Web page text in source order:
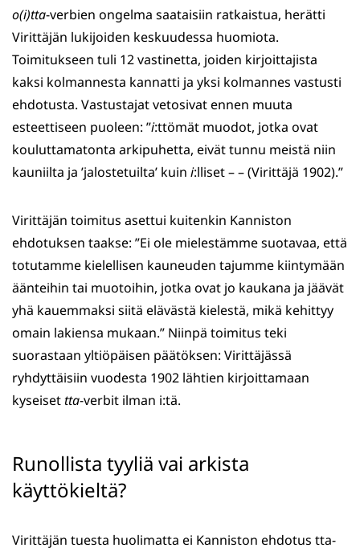
o(i)tta-verbien ongelma saataisiin ratkaistua, herätti
Virittäjän lukijoiden keskuudessa huomiota.
Toimitukseen tuli 12 vastinetta, joiden kirjoittajista
kaksi kolmannesta kannatti ja yksi kolmannes vastusti
ehdotusta. Vastustajat vetosivat ennen muuta
esteettiseen puoleen: ”i:ttömät muodot, jotka ovat
kouluttamatonta arkipuhetta, eivät tunnu meistä niin
kauniilta ja ’jalostetuilta’ kuin i:lliset – – (Virittäjä 1902).”
Virittäjän toimitus asettui kuitenkin Kanniston
ehdotuksen taakse: ”Ei ole mielestämme suotavaa, että
totutamme kielellisen kauneuden tajumme kiintymään
äänteihin tai muotoihin, jotka ovat jo kaukana ja jäävät
yhä kauemmaksi siitä elävästä kielestä, mikä kehittyy
omain lakiensa mukaan.” Niinpä toimitus teki
suorastaan yltiöpäisen päätöksen: Virittäjässä
ryhdyttäisiin vuodesta 1902 lähtien kirjoittamaan
kyseisettta-verbit ilman i:tä.
Runollista tyyliä vai arkista
käyttökieltä?
Virittäjän tuesta huolimatta ei Kanniston ehdotus tta-